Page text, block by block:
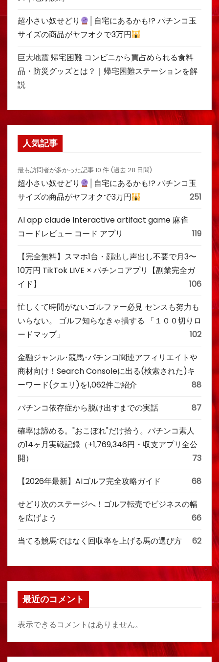
超小さい奴せどり
│自宅にあるかも!? パチンコ玉
サイズの商品がヤフオクで3万円
巨大地震 帰宅困難 コンビニから買占められる食料
品・防災グッズとは？｜帰宅困難ステーションを解
説
人気記事
最も訪問者が多かった記事 10 件 (過去 28 日間)
超小さい奴せどり
│自宅にあるかも!? パチンコ玉
サイズの商品がヤフオクで3万円
251
AI app claude Interactive artifact game 麻雀
コードレビュー コード アプリ
119
【完全無料】スマホ1台・顔出し声出し不要で月3〜
10万円 TikTok LIVE × パチンコアプリ【副業完全ガ
イド】
106
忙しくて時間がないゴルファー必見 センスも努力も
いらない。 ゴルフ知らなきゃ損する 「１００切りロ
ードマップ」
102
金融ジャンル･競馬･パチンコ関連アフィリエイトや
商材向け！Search Consoleに出る(検索された)キ
ーワード(クエリ)を1,062件ご紹介
88
パチンコ依存症から脱け出すまでの実話 87
確率は諦める。"おこぼれ"だけ拾う。パチンコ素人
の14ヶ月実戦記録（+1,769,346円・収支アプリ全公
開）
73
【2026年最新】AIゴルフ完全攻略ガイド 68
せどり次のステージへ！ゴルフ転売でビジネスの幅
を広げよう
66
当てる競馬ではなく回収率を上げる馬の選び方 62
最近のコメント
表示できるコメントはありません。